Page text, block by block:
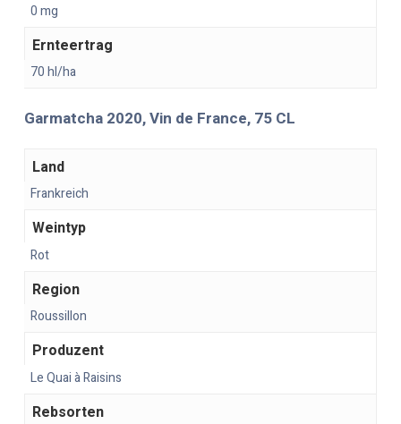
0 mg
Ernteertrag
70 hl/ha
Garmatcha 2020, Vin de France, 75 CL
Land
Frankreich
Weintyp
Rot
Region
Roussillon
Produzent
Le Quai à Raisins
Rebsorten